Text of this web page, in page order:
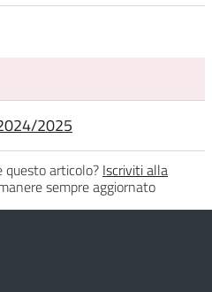
2025
articolo? Iscriviti alla
sempre aggiornato